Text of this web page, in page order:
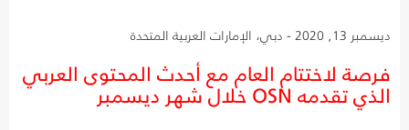
ديسمبر 13, 2020 - دبي، الإمارات العربية المتحدة
فرصة لاختتام العام مع أحدث المحتوى العربي
الذي تقدمه OSN خلال شهر ديسمبر